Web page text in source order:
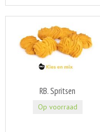
RB. Spritsen
Op voorraad